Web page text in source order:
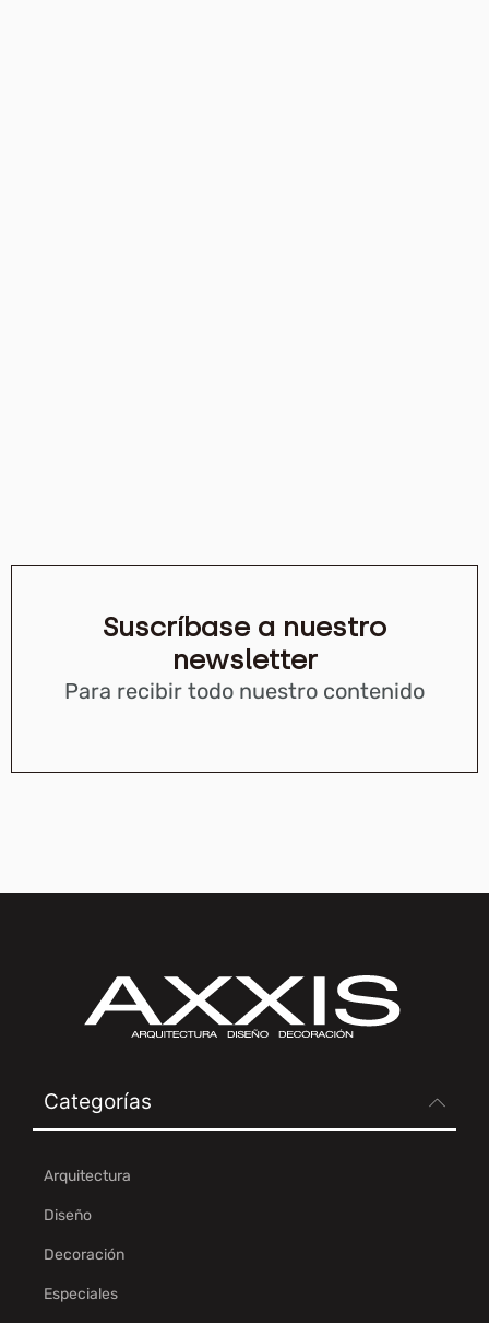
Suscríbase a nuestro
newsletter
Para recibir todo nuestro contenido
Categorías
Arquitectura
Diseño
Decoración
Especiales